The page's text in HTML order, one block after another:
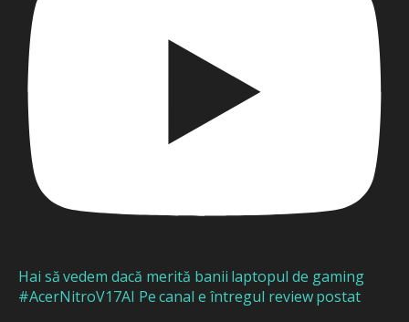
Hai să vedem dacă merită banii laptopul de gaming
#AcerNitroV17AI Pe canal e întregul review postat